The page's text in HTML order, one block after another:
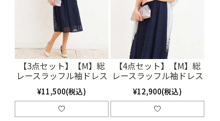
【3点セット】【M】総
レースラッフル袖ドレス
（ネイビー）(SET3129)
¥11,500(税込)
【4点セット】【M】総
レースラッフル袖ドレス
（ネイビー）(SET3130)
¥12,900(税込)